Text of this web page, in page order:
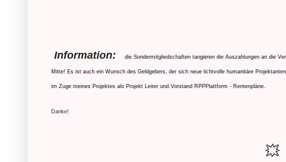
Information: die Sondermitgliedschaften tangieren die Auszahlungen an die
Mitte! Es ist auch ein Wunsch des Geldgebers, der sich neue lichtvolle humanitäre
im Zuge meines Projektes als Projekt Leiter und Vorstand RPPPlattform - Rentenpläne.
Danke!
💥